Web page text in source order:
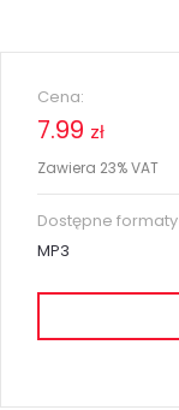
Cena:
7.99 zł
Zawiera 23% VAT
Dostępne formaty
MP3